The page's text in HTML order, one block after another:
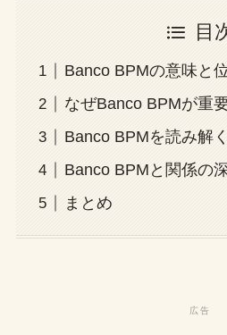
目
Banco BPMの意味と
なぜBanco BPMが重
Banco BPMを読み解
Banco BPMと関係の
まとめ